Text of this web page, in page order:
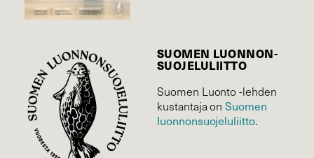
SUOMEN LUONNON­
SUOJELU­LIITTO
Suomen Luonto -lehden
kustantaja onSuomen
luonnonsuojelu­liitto.